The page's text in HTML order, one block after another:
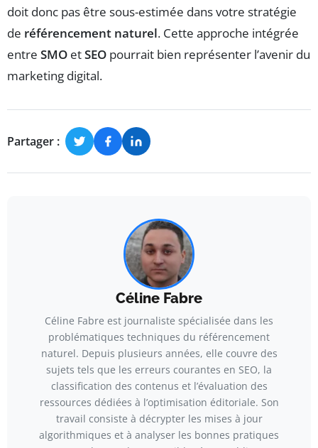
doit donc pas être sous-estimée dans votre stratégie
de référencement naturel. Cette approche intégrée
entre SMO etSEO pourrait bien représenter l’avenir du
marketing digital.
Partager :
Céline Fabre
Céline Fabre est journaliste spécialisée dans les
problématiques techniques du référencement
naturel. Depuis plusieurs années, elle couvre des
sujets tels que les erreurs courantes en SEO, la
classification des contenus et l’évaluation des
ressources dédiées à l’optimisation éditoriale. Son
travail consiste à décrypter les mises à jour
algorithmiques et à analyser les bonnes pratiques